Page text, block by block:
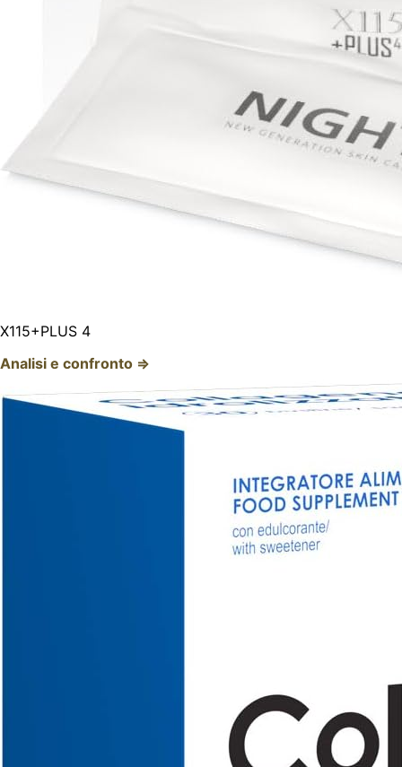
X115+PLUS 4
Analisi e confronto ⇒